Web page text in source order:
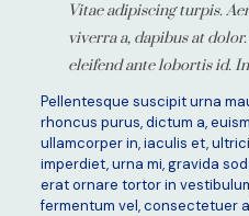
Vitae adipiscing turpis.
viverra a, dapibus at
eleifend ante lobortis id.
Pellentesque suscipit urna
rhoncus purus, dictum a,
ullamcorper in, iaculis et,
imperdiet, urna mi, gravida
erat ornare tortor in
fermentum vel, consectetuer